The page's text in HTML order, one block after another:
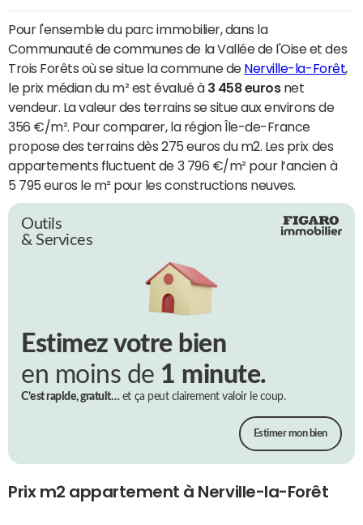
Pour l'ensemble du parc immobilier, dans la
Communauté de communes de la Vallée de l'Oise et des
Trois Forêts où se situe la commune de Nerville-la-Forêt,
le prix médian du m² est évalué à 3 458 eurosnet
vendeur. La valeur des terrains se situe aux environs de
356 €/m². Pour comparer, la région Île-de-France
propose des terrains dès 275 euros du m2. Les prix des
appartements fluctuent de 3 796 €/m² pour l’ancien à
5 795 euros le m² pour les constructions neuves.
Outils
& Services
Estimez votre bien
en moins de 1 minute.
C’est rapide, gratuit…et ça peut clairement valoir le coup.
Estimer mon bien
Prix m2 appartement à Nerville-la-Forêt